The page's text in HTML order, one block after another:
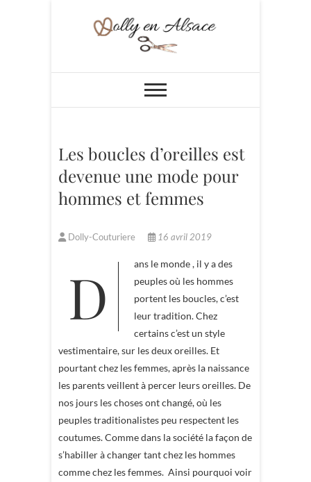
Dolly en Alsace
Les boucles d’oreilles est
devenue une mode pour
hommes et femmes
Dolly-Couturiere 16 avril 2019
Dans le monde , il y a des
peuples où les hommes
portent les boucles, c’est
leur tradition. Chez
certains c’est un style
vestimentaire, sur les deux oreilles. Et
pourtant chez les femmes, après la naissance
les parents veillent à percer leurs oreilles. De
nos jours les choses ont changé, où les
peuples traditionalistes peu respectent les
coutumes. Comme dans la société la façon de
s’habiller à changer tant chez les hommes
comme chez les femmes. Ainsi pourquoi voir